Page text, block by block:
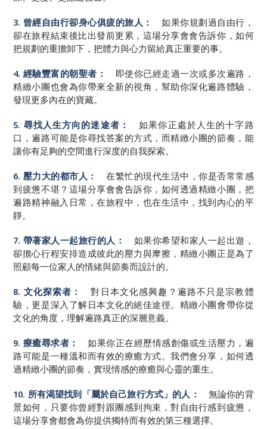
3. 曾經自由行卻身心俱疲的旅人：
如果你規劃過自由行，
卻在旅程結束後比出發前更累，這場分享會會告訴你，如何
把規劃的重擔卸下，把體力與心力留給真正重要的事。
4. 經驗豐富的朝聖者：
即使你已經走過一次或多次遍路，
精緻小團也會為你帶來全新的視角，幫助你深化遍路體驗，
發現更多內在的寶藏。
5. 尋找人生方向的迷途者：
如果你正處於人生的十字路
口，遍路可能是你尋找答案的方式，而精緻小團的節奏，能
讓你有足夠的空間進行深度的自我探索。
6. 壓力大的都市人：
在繁忙的現代生活中，你是否常常感
到疲憊不堪？這場分享會會告訴你，如何透過精緻小團，把
遍路精神融入日常，在旅程中，也在生活中，找到內心的平
靜。
7. 帶著家人一起旅行的人：
如果你希望和家人一起出遊，
卻擔心行程安排造成彼此的壓力與摩擦，精緻小團正是為了
照顧每一位家人的情緒與節奏而設計的。
8. 文化探索者：
對日本文化感興趣？遍路不只是宗教體
驗，更是深入了解日本文化的絕佳途徑。精緻小團會帶你從
文化的角度，理解遍路真正的深層意義。
9. 療癒尋求者：
如果你正在經歷情感創傷或生活壓力，遍
路可能是一種溫和而有效的療癒方式。我們會分享，如何透
過精緻小團的節奏，實現情感的療癒與心靈的重生。
10. 所有渴望找到「屬於自己旅行方式」的人：
無論你的背
景如何，只要你曾經對跟團感到拘束，對自由行感到疲憊，
這場分享會都會為你提供獨特而有效的第三種選擇。